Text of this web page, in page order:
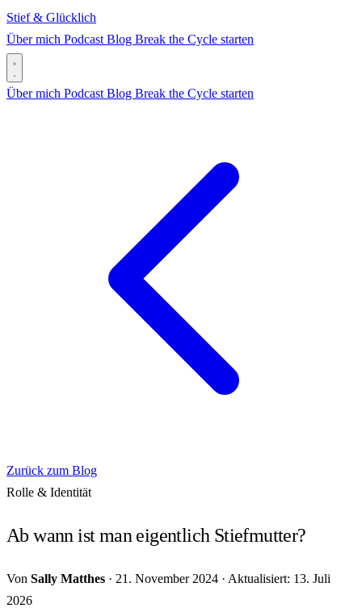
Stief & Glücklich
Über mich Podcast Blog Break the Cycle starten
Über mich Podcast Blog Break the Cycle starten
Zurück zum Blog
Rolle & Identität
Ab wann ist man eigentlich Stiefmutter?
Von Sally Matthes · 21. November 2024 · Aktualisiert: 13. Juli
2026